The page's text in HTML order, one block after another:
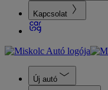
Kapcsolat
Új autó